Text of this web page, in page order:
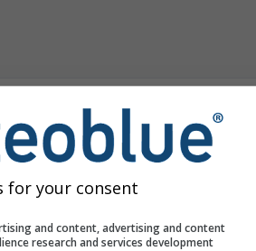
Monaghan, Clare, Cork,
Aujourd'hui12:00(dans 1 heure)
Service
for your consent
and content, advertising and content
research and services development